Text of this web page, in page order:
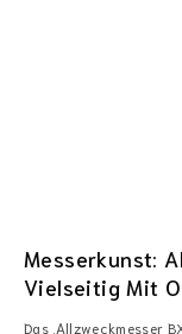
Messerkunst:
Vielseitig Mit
Das ‚Allzweckmesser